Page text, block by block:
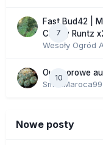
7
Fast Bud42 |
Cherry Runtz
Wesoły Ogród
10
Outdoorowe
Nowe posty